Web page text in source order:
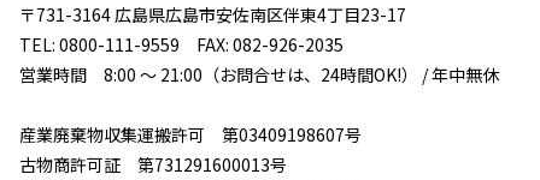
〒731-3164 広島県広島市安佐南区伴東4丁目23-17
TEL: 0800-111-9559 FAX: 082-926-2035
営業時間 8:00 ～ 21:00（お問合せは、24時間OK!） / 年中無休
産業廃棄物収集運搬許可 第03409198607号
古物商許可証 第731291600013号